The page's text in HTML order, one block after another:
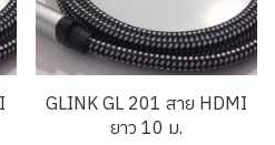
GLINK GL 201 สาย HDMI
ยาว 10 ม.